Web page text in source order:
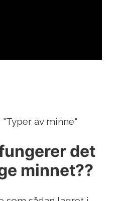
av minne"
det
minnet??